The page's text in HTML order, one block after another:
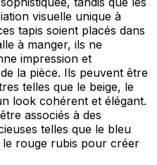
visuelle unique à
tapis soient placés dans
à manger, ils ne
impression et
la pièce. Ils peuvent être
telles que le beige, le
look cohérent et élégant.
associés à des
telles que le bleu
rouge rubis pour créer